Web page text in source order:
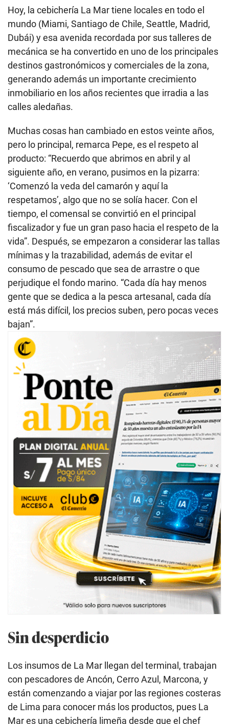
Hoy, la cebichería La Mar tiene locales en todo el
mundo (Miami, Santiago de Chile, Seattle, Madrid,
Dubái) y esa avenida recordada por sus talleres de
mecánica se ha convertido en uno de los principales
destinos gastronómicos y comerciales de la zona,
generando además un importante crecimiento
inmobiliario en los años recientes que irradia a las
calles aledañas.
Muchas cosas han cambiado en estos veinte años,
pero lo principal, remarca Pepe, es el respeto al
producto: “Recuerdo que abrimos en abril y al
siguiente año, en verano, pusimos en la pizarra:
‘Comenzó la veda del camarón y aquí la
respetamos’, algo que no se solía hacer. Con el
tiempo, el comensal se convirtió en el principal
fiscalizador y fue un gran paso hacia el respeto de la
vida”. Después, se empezaron a considerar las tallas
mínimas y la trazabilidad, además de evitar el
consumo de pescado que sea de arrastre o que
perjudique el fondo marino. “Cada día hay menos
gente que se dedica a la pesca artesanal, cada día
está más difícil, los precios suben, pero pocas veces
bajan”.
Sin desperdicio
Los insumos de La Mar llegan del terminal, trabajan
con pescadores de Ancón, Cerro Azul, Marcona, y
están comenzando a viajar por las regiones costeras
de Lima para conocer más los productos, pues La
Mar es una cebichería limeña desde que el chef